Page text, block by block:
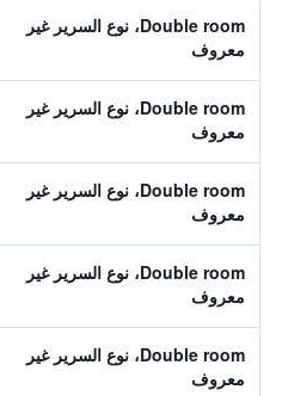
Double room، نوع السرير غير
معروف
Double room، نوع السرير غير
معروف
Double room، نوع السرير غير
معروف
Double room، نوع السرير غير
معروف
Double room، نوع السرير غير
معروف